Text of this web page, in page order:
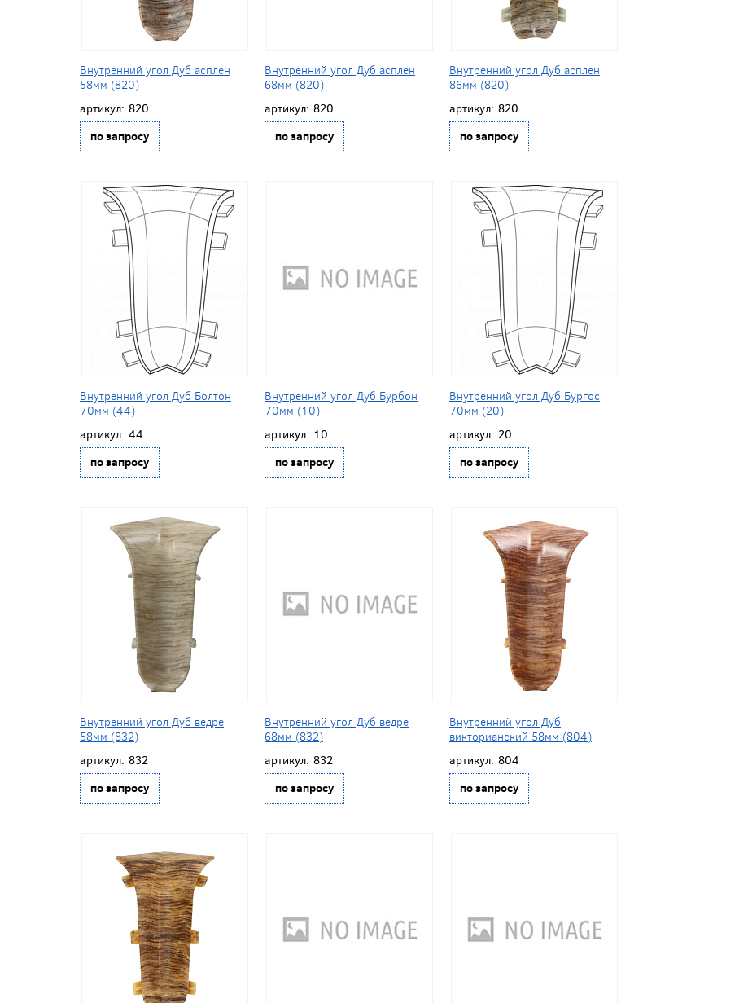
Внутренний угол Дуб асплен
58мм (820)
артикул: 820
по запросу
Внутренний угол Дуб асплен
68мм (820)
артикул: 820
по запросу
Внутренний угол Дуб асплен
86мм (820)
артикул: 820
по запросу
Внутренний угол Дуб Болтон
70мм (44)
артикул: 44
по запросу
Внутренний угол Дуб Бурбон
70мм (10)
артикул: 10
по запросу
Внутренний угол Дуб Бургос
70мм (20)
артикул: 20
по запросу
Внутренний угол Дуб ведре
58мм (832)
артикул: 832
по запросу
Внутренний угол Дуб ведре
68мм (832)
артикул: 832
по запросу
Внутренний угол Дуб
викторианский 58мм (804)
артикул: 804
по запросу